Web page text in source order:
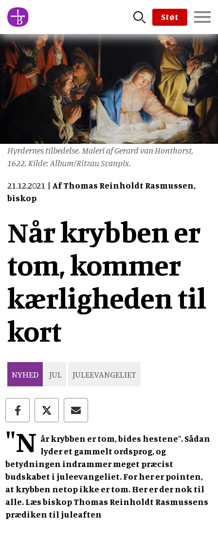
Skip
to
main
content
Støt
Hyrdernes tilbedelse. Maleri af Gerard van Honthorst,
1622. Kilde: Album/Ritzau Scanpix.
21.12.2021
Af Thomas Reinholdt Rasmussen,
biskop
Når krybben er
tom, kommer
kærligheden til
kort
NYHED JUL JULEEVANGELIET
"N år krybben er tom, bides hestene". Sådan
lyder et gammelt ordsprog, og
betydningen indrammer meget præcist
budskabet i juleevangeliet. For her er pointen,
at krybben netop ikke er tom. Her er der nok til
alle. Læs biskop Thomas Reinholdt Rasmussens
prædiken til juleaften